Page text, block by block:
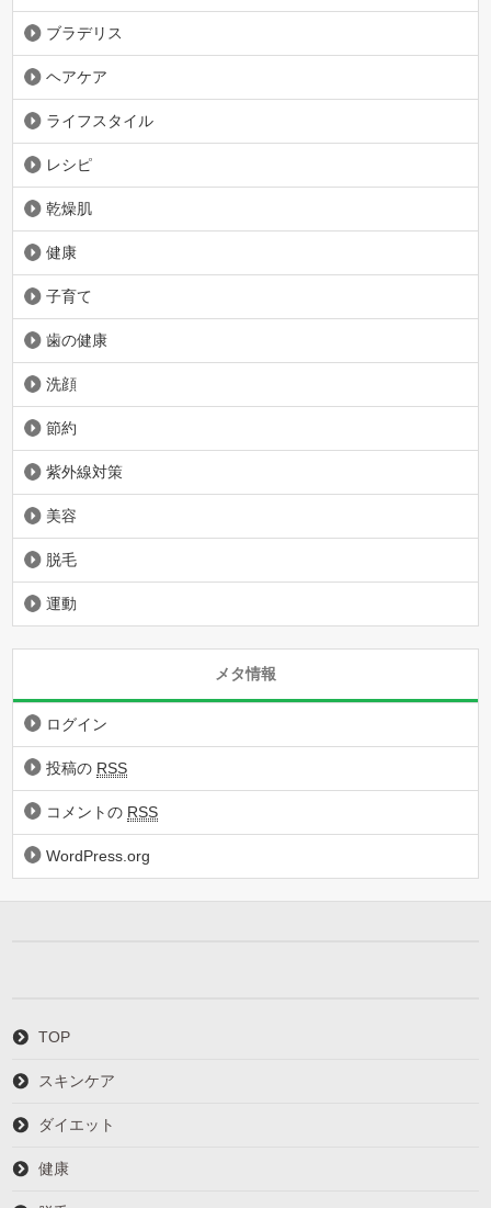
ブラデリス
ヘアケア
ライフスタイル
レシピ
乾燥肌
健康
子育て
歯の健康
洗顔
節約
紫外線対策
美容
脱毛
運動
メタ情報
ログイン
投稿の RSS
コメントの RSS
WordPress.org
TOP
スキンケア
ダイエット
健康